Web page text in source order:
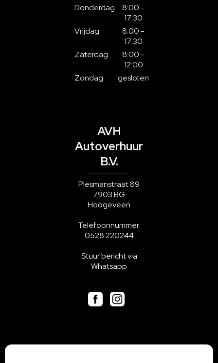
Donderdag
8:00 -
17:30
Vrijdag
8:00 -
17:30
Zaterdag
8:00 -
12:00
Zondag
gesloten
AVH
Autoverhuur
B.V.
Plesmanstraat 89
7903 BG
Hoogeveen
Telefoonnummer:
0528 220244
Stuur bericht via
Whatsapp